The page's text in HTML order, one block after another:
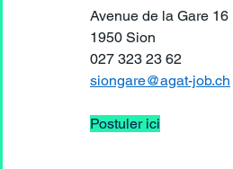
Avenue de la Gare 16
1950 Sion
027 323 23 62
siongare@agat-job.ch
Postuler ici